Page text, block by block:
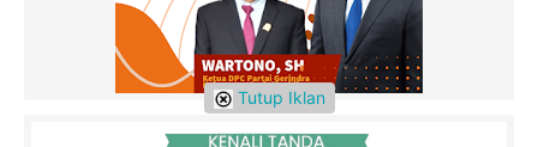
Tutup Iklan